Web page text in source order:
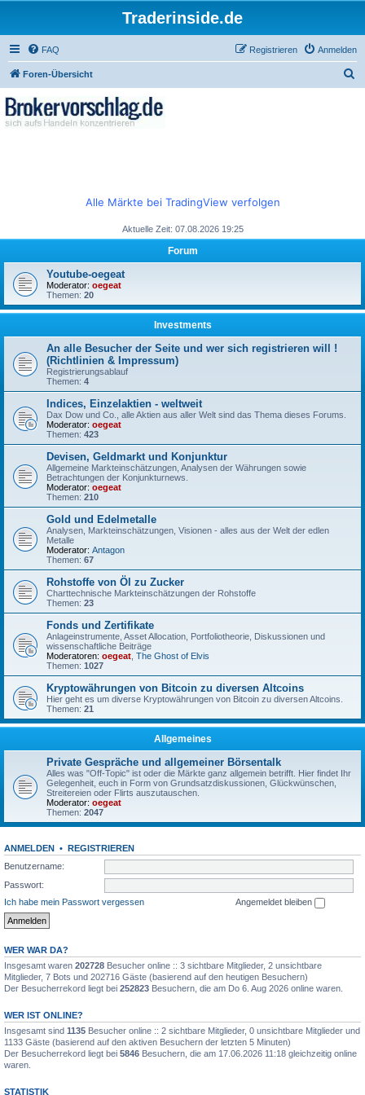
Traderinside.de
FAQ Anmelden
Registrieren
Foren-Übersicht
Alle Märkte bei TradingView verfolgen
Aktuelle Zeit: 07.08.2026 19:25
Forum
Youtube-oegeat
Moderator: oegeat
Themen: 20
Investments
An alle Besucher der Seite und wer sich registrieren will !
(Richtlinien & Impressum)
Registrierungsablauf
Themen: 4
Indices, Einzelaktien - weltweit
Dax Dow und Co., alle Aktien aus aller Welt sind das Thema dieses Forums.
Moderator: oegeat
Themen: 423
Devisen, Geldmarkt und Konjunktur
Allgemeine Markteinschätzungen, Analysen der Währungen sowie
Betrachtungen der Konjunkturnews.
Moderator: oegeat
Themen: 210
Gold und Edelmetalle
Analysen, Markteinschätzungen, Visionen - alles aus der Welt der edlen
Metalle
Moderator: Antagon
Themen: 67
Rohstoffe von Öl zu Zucker
Charttechnische Markteinschätzungen der Rohstoffe
Themen: 23
Fonds und Zertifikate
Anlageinstrumente, Asset Allocation, Portfoliotheorie, Diskussionen und
wissenschaftliche Beiträge
Moderatoren: oegeat The Ghost of Elvis
Themen: 1027
Kryptowährungen von Bitcoin zu diversen Altcoins
Hier geht es um diverse Kryptowährungen von Bitcoin zu diversen Altcoins.
Themen: 21
Allgemeines
Private Gespräche und allgemeiner Börsentalk
Alles was "Off-Topic" ist oder die Märkte ganz allgemein betrifft. Hier findet Ihr
Gelegenheit, euch in Form von Grundsatzdiskussionen, Glückwünschen,
Streitereien oder Flirts auszutauschen.
Moderator: oegeat
Themen: 2047
ANMELDEN • REGISTRIEREN
Benutzername:
Passwort:
Ich habe mein Passwort vergessen
Angemeldet bleiben
WER WAR DA?
Insgesamt waren 202728 Besucher online :: 3 sichtbare Mitglieder, 2 unsichtbare
Mitglieder, 7 Bots und 202716 Gäste (basierend auf den heutigen Besuchern)
Der Besucherrekord liegt bei 252823 Besuchern, die am Do 6. Aug 2026 online waren.
WER IST ONLINE?
Insgesamt sind 1135 Besucher online :: 2 sichtbare Mitglieder, 0 unsichtbare Mitglieder und
1133 Gäste (basierend auf den aktiven Besuchern der letzten 5 Minuten)
Der Besucherrekord liegt bei 5846 Besuchern, die am 17.06.2026 11:18 gleichzeitig online
waren.
STATISTIK